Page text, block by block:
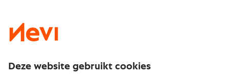
Deze website gebruikt cookies